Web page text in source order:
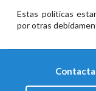
Estas políticas
por otras